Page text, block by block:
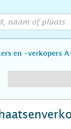
en -verkopers